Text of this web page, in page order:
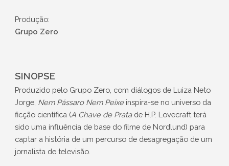
Produção:
Grupo Zero
SINOPSE
Produzido pelo Grupo Zero, com diálogos de Luiza Neto
Jorge, Nem Pássaro Nem Peixeinspira-se no universo da
ficção científica (A Chave de Pratade H.P. Lovecraft terá
sido uma influência de base do filme de Nordlund) para
captar a história de um percurso de desagregação de um
jornalista de televisão.